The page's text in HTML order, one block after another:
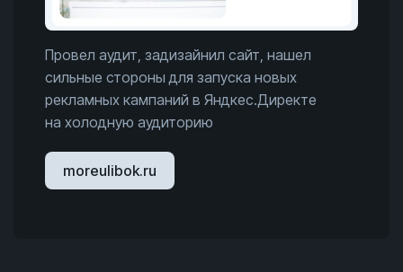
Провел аудит, задизайнил сайт, нашел
сильные стороны для запуска новых
рекламных кампаний в Яндкес.Директе
на холодную аудиторию
moreulibok.ru